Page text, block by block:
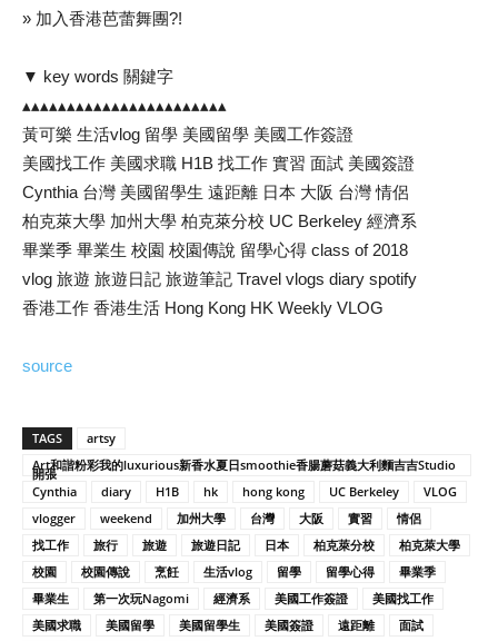
» 加入香港芭蕾舞團?!
▼ key words 關鍵字
▴▴▴▴▴▴▴▴▴▴▴▴▴▴▴▴▴▴▴▴▴▴▴
黃可樂 生活vlog 留學 美國留學 美國工作簽證
美國找工作 美國求職 H1B 找工作 實習 面試 美國簽證
Cynthia 台灣 美國留學生 遠距離 日本 大阪 台灣 情侶
柏克萊大學 加州大學 柏克萊分校 UC Berkeley 經濟系
畢業季 畢業生 校園 校園傳說 留學心得 class of 2018
vlog 旅遊 旅遊日記 旅遊筆記 Travel vlogs diary spotify
香港工作 香港生活 Hong Kong HK Weekly VLOG
source
TAGS
artsy
Art和諧粉彩我的luxurious新香水夏日smoothie香腸蘑菇義大利麵吉吉Studio
開張
Cynthia
diary H1B hk hong kong UC Berkeley
VLOG
vlogger
weekend 加州大學 台灣 大阪 實習
情侶
找工作
旅行 旅遊 旅遊日記 日本 柏克萊分校
柏克萊大學
校園
校園傳說 烹飪 生活vlog 留學 留學心得
畢業季
畢業生
第一次玩Nagomi 經濟系 美國工作簽證
美國找工作
美國求職
美國留學 美國留學生 美國簽證 遠距離
面試